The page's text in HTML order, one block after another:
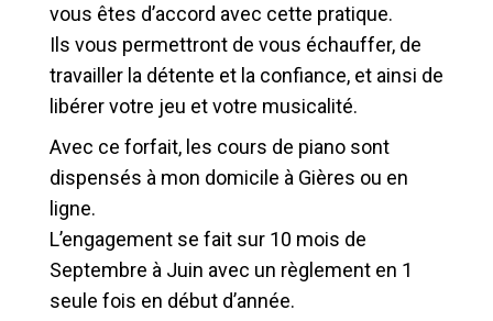
vous êtes d’accord avec cette pratique.
Ils vous permettront de vous échauffer, de
travailler la détente et la confiance, et ainsi de
libérer votre jeu et votre musicalité.
Avec ce forfait, les cours de piano sont
dispensés à mon domicile à Gières ou en
ligne.
L’engagement se fait sur 10 mois de
Septembre à Juin avec un règlement en 1
seule fois en début d’année.